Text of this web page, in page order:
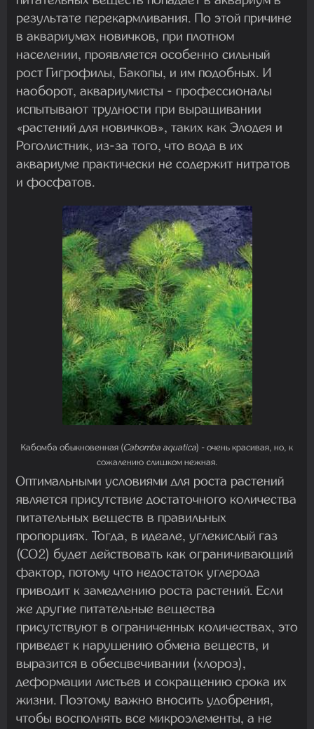
результате перекармливания. По этой причине
в аквариумах новичков, при плотном
населении, проявляется особенно сильный
рост Гигрофилы, Бакопы, и им подобных. И
наоборот, аквариумисты - профессионалы
испытывают трудности при выращивании
«растений для новичков», таких как Элодея и
Роголистник, из-за того, что вода в их
аквариуме практически не содержит нитратов
и фосфатов.
Кабомба обыкновенная (Cabomba aquatica) - очень красивая, но, к
сожалению слишком нежная.
Оптимальными условиями для роста растений
является присутствие достаточного количества
питательных веществ в правильных
пропорциях. Тогда, в идеале, углекислый газ
(CO2) будет действовать как ограничивающий
фактор, потому что недостаток углерода
приводит к замедлению роста растений. Если
же другие питательные вещества
присутствуют в ограниченных количествах, это
приведет к нарушению обмена веществ, и
выразится в обесцвечивании (хлороз),
деформации листьев и сокращению срока их
жизни. Поэтому важно вносить удобрения,
чтобы восполнять все микроэлементы, а не